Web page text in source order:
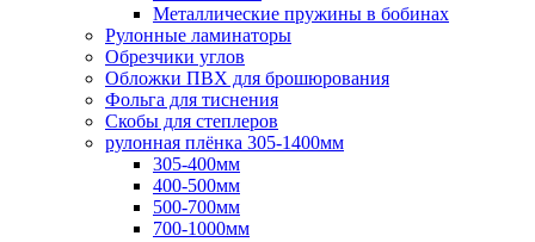
Металлические пружины в бобинах
Рулонные ламинаторы
Обрезчики углов
Обложки ПВХ для брошюрования
Фольга для тиснения
Скобы для степлеров
рулонная плёнка 305-1400мм
305-400мм
400-500мм
500-700мм
700-1000мм